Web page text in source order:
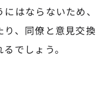
はならないため、
、同僚と意見交換
でしょう。